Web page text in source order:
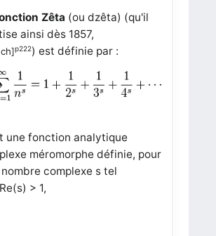
Zêta (ou dzêta) (qu'il
ainsi dès 1857,
p222) est définie par :
une fonction analytique
méromorphe définie, pour
complexe s tel
> 1,